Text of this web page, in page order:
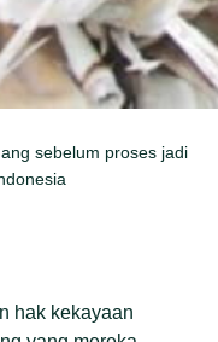
sebelum proses jadi
hak kekayaan